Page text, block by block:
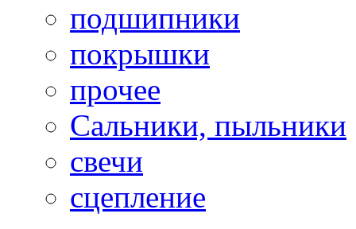
подшипники
покрышки
прочее
Сальники, пыльники
свечи
сцепление